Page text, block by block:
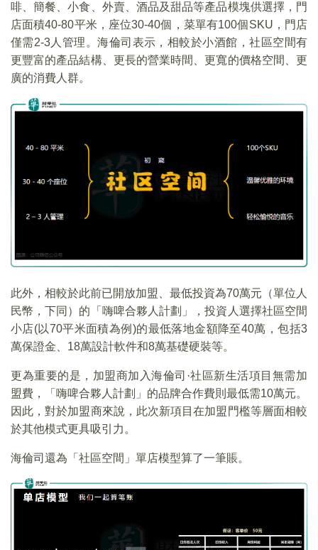
啡、簡餐、小食、外賣、酒品及甜品等產品模塊供選擇，門
店面積40-80平米，座位30-40個，菜單有100個SKU，門店
僅需2-3人管理。海倫司表示，相較於小酒館，社區空間有
更豐富的產品結構、更長的營業時間、更寬的價格空間、更
廣的消費人群。
此外，相較於此前已開放加盟、最低投資為70萬元（單位人
民幣，下同）的「嗨啤合夥人計劃」，投資人選擇社區空間
小店(以70平米面積為例)的最低落地金額降至40萬，包括3
萬保證金、18萬設計軟件和8萬基礎硬裝等。
更為重要的是，加盟商加入海倫司·社區新生活項目無需加
盟費，「嗨啤合夥人計劃」的品牌合作費則最低需10萬元。
因此，對於加盟商來說，此次新項目在加盟門檻等層面相較
於其他模式更具吸引力。
海倫司還為「社區空間」單店模型算了一筆賬。